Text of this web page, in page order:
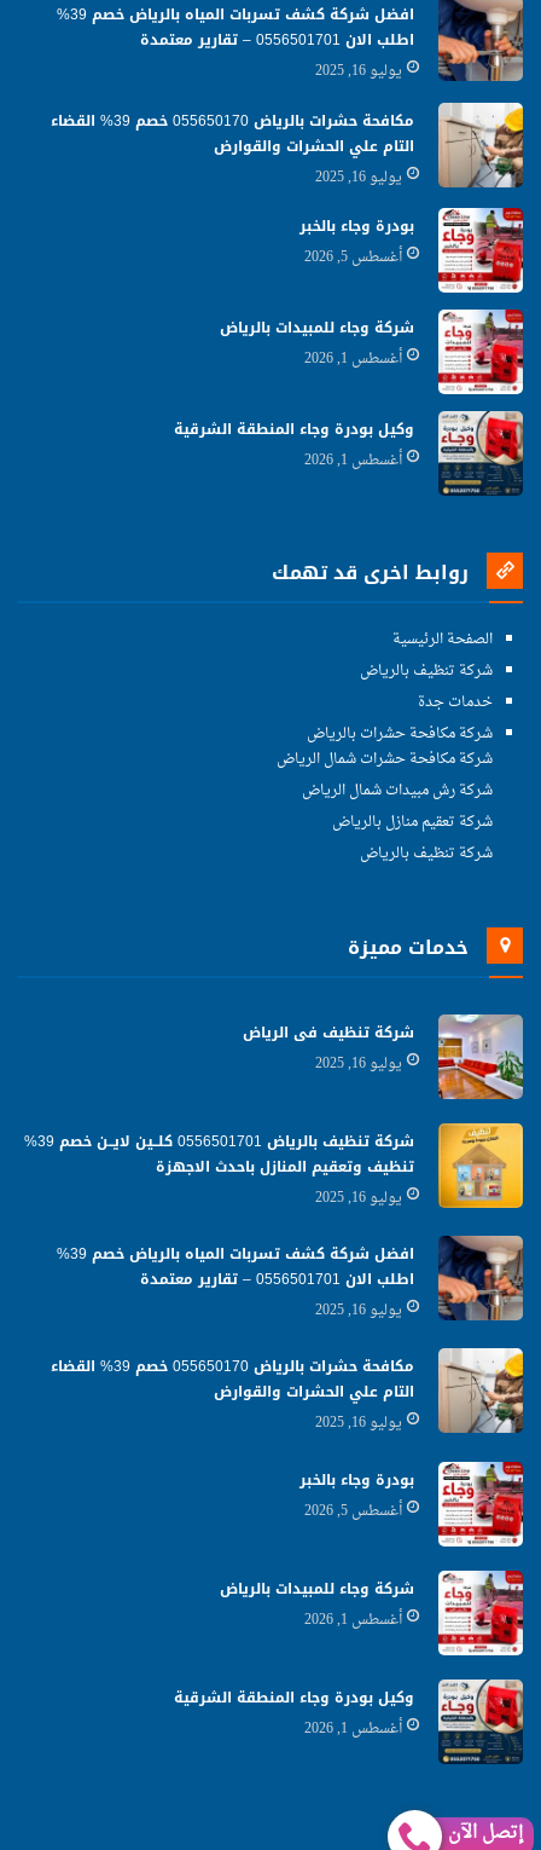
افضل شركة كشف تسربات المياه بالرياض خصم 39%
اطلب الان 0556501701‬‏ – تقارير معتمدة
يوليو 16, 2025
مكافحة حشرات بالرياض 055650170 خصم 39% القضاء
التام علي الحشرات والقوارض
يوليو 16, 2025
بودرة وجاء بالخبر
أغسطس 5, 2026
شركة وجاء للمبيدات بالرياض
أغسطس 1, 2026
وكيل بودرة وجاء المنطقة الشرقية
أغسطس 1, 2026
روابط اخرى قد تهمك
الصفحة الرئيسية
شركة تنظيف بالرياض
خدمات جدة
شركة مكافحة حشرات بالرياض
شركة مكافحة حشرات شمال الرياض
شركة رش مبيدات شمال الرياض
شركة تعقيم منازل بالرياض
شركة تنظيف بالرياض
خدمات مميزة
شركة تنظيف فى الرياض
يوليو 16, 2025
شركة تنظيف بالرياض 0556501701 كلــين لايــن خصم 39%
تنظيف وتعقيم المنازل باحدث الاجهزة
يوليو 16, 2025
افضل شركة كشف تسربات المياه بالرياض خصم 39%
اطلب الان 0556501701‬‏ – تقارير معتمدة
يوليو 16, 2025
مكافحة حشرات بالرياض 055650170 خصم 39% القضاء
التام علي الحشرات والقوارض
يوليو 16, 2025
بودرة وجاء بالخبر
أغسطس 5, 2026
شركة وجاء للمبيدات بالرياض
أغسطس 1, 2026
وكيل بودرة وجاء المنطقة الشرقية
أغسطس 1, 2026
إتصل الآن